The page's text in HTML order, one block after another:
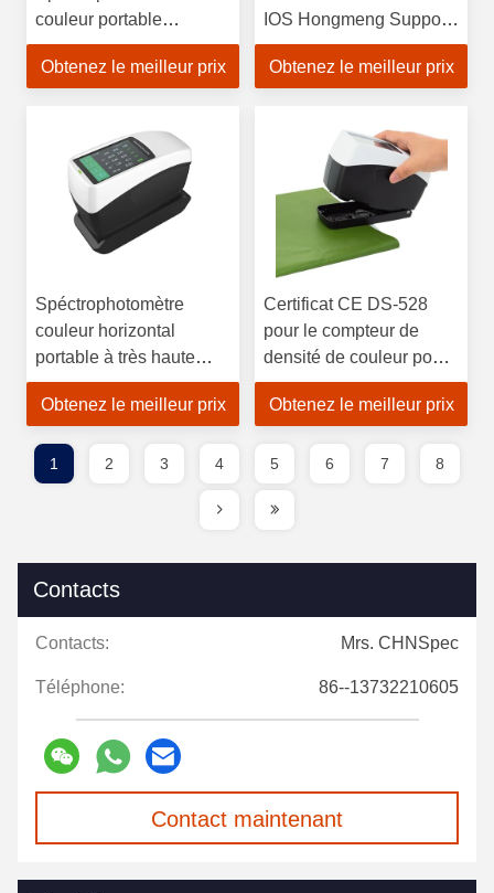
couleur portable
horizontale
Obtenez le meilleur prix
IOS Hongmeng Support
logiciel
Obtenez le meilleur prix
Spéctrophotomètre
couleur horizontal
portable à très haute
répétabilité
Obtenez le meilleur prix
Certificat CE DS-528
pour le compteur de
densité de couleur pour
les industries de
l'impression et de
Obtenez le meilleur prix
1 2 3 4 5 6 7 8
Contacts
Contacts: Mrs. CHNSpec
Téléphone: 86--13732210605
Contact maintenant